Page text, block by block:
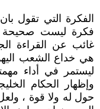
الفكرة التي تقول
فكرة ليست صحيحة
غائب عن القراءة
هي خداع الشعب
ليستمر في أداء
وإظهار الحكام
حول له ولا قوة ،